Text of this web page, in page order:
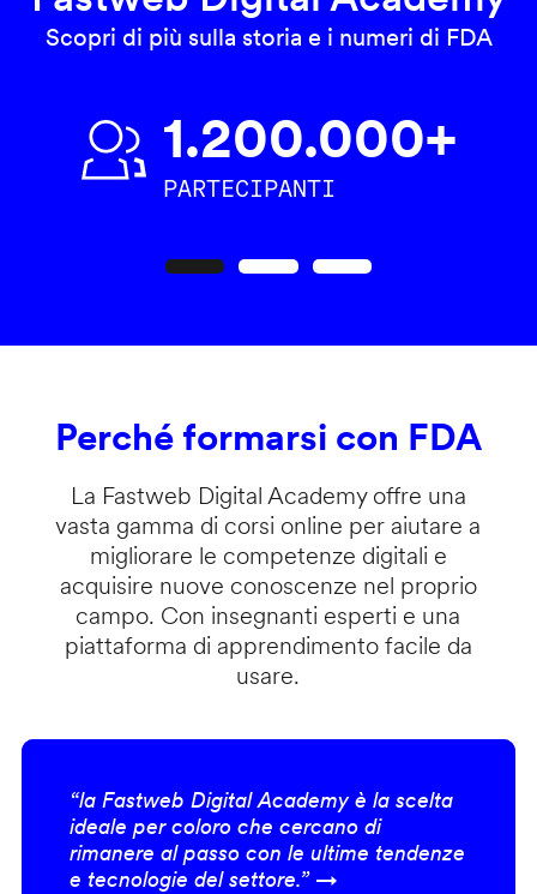
Scopri di più sulla storia e i numeri di FDA
1.200.000+
PARTECIPANTI
Perché formarsi con FDA
La Fastweb Digital Academy offre una
vasta gamma di corsi online per aiutare a
migliorare le competenze digitali e
acquisire nuove conoscenze nel proprio
campo. Con insegnanti esperti e una
piattaforma di apprendimento facile da
usare.
“la Fastweb Digital Academy è la scelta
ideale per coloro che cercano di
rimanere al passo con le ultime tendenze
e tecnologie del settore.” →